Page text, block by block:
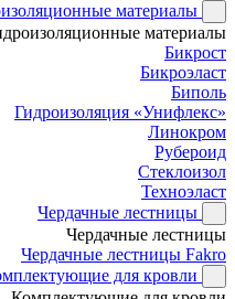
материалы
материалы
Бикрост
Бикроэласт
Биполь
Гидроизоляция «Унифлекс»
Линокром
Рубероид
Стеклоизол
Техноэласт
Чердачные лестницы
Чердачные лестницы
Чердачные лестницы Fakro
для кровли